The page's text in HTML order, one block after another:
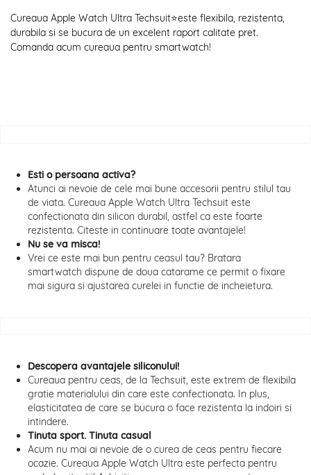
Cureaua Apple Watch Ultra Techsuit⭐este flexibila, rezistenta,
durabila si se bucura de un excelent raport calitate pret.
Comanda acum cureaua pentru smartwatch!
Esti o persoana activa?
Atunci ai nevoie de cele mai bune accesorii pentru stilul tau
de viata. Cureaua Apple Watch Ultra Techsuit este
confectionata din silicon durabil, astfel ca este foarte
rezistenta. Citeste in continuare toate avantajele!
Nu se va misca!
Vrei ce este mai bun pentru ceasul tau? Bratara
smartwatch dispune de doua catarame ce permit o fixare
mai sigura si ajustarea curelei in functie de incheietura.
Descopera avantajele siliconului!
Cureaua pentru ceas, de la Techsuit, este extrem de flexibila
gratie materialului din care este confectionata. In plus,
elasticitatea de care se bucura o face rezistenta la indoiri si
intindere.
Tinuta sport. Tinuta casual
Acum nu mai ai nevoie de o curea de ceas pentru fiecare
ocazie. Cureaua Apple Watch Ultra este perfecta pentru